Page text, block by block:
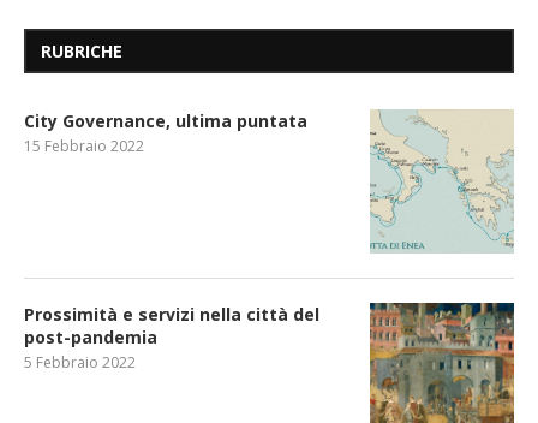
RUBRICHE
City Governance, ultima puntata
15 Febbraio 2022
Prossimità e servizi nella città del
post-pandemia
5 Febbraio 2022